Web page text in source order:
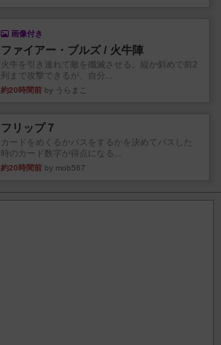
画像付き
ファイアー・ブルズ / 火牛陣
火牛を引き連れて敵を殲滅させる。縦か斜めで前2
列まで攻撃できるが、自分...
約20時間前 by うらまこ
フリップ７
カードをめくるかパスをするかを決めてパスした
時のカード数字が得点になる...
約20時間前 by mob567